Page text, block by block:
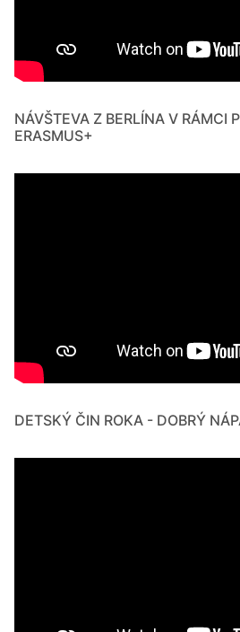
NÁVŠTEVA Z BERLÍNA V RÁMCI
ERASMUS+
DETSKÝ ČIN ROKA - DOBRÝ